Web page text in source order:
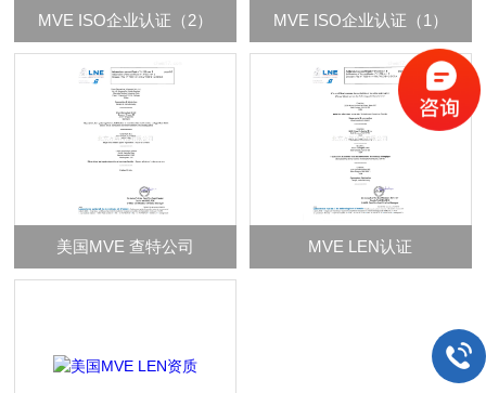
MVE ISO企业认证（2） MVE ISO企业认证（1）
美国MVE 查特公司 MVE LEN认证